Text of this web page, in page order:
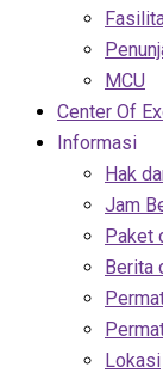
MCU
Center Of
Informasi
Hak
Jam
Paket
Berita
Lokasi